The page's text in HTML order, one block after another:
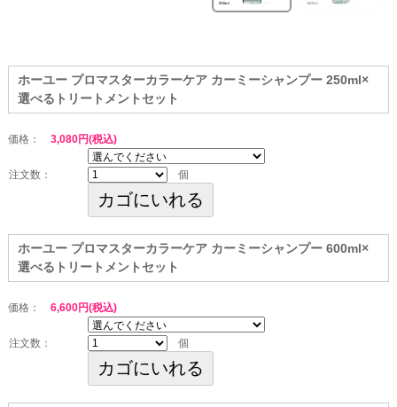
ホーユー プロマスターカラーケア カーミーシャンプー 250ml×
選べるトリートメントセット
価格： 3,080円(税込)
注文数： 個
ホーユー プロマスターカラーケア カーミーシャンプー 600ml×
選べるトリートメントセット
価格： 6,600円(税込)
注文数： 個